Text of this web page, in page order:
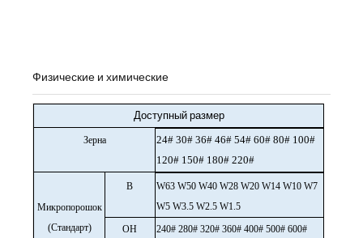
Физические и химические
Доступный размер
Зерна
24# 30# 36# 46# 54# 60# 80# 100#
120# 150# 180# 220#
Микропорошок
(Стандарт)
В
W63 W50 W40 W28 W20 W14 W10 W7
W5 W3.5 W2.5 W1.5
ОН
240# 280# 320# 360# 400# 500# 600#